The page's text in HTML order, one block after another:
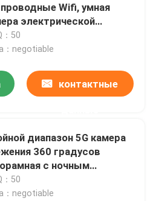
Wifi, умная
электрической
с сигналом тревоги
движения
：50
：negotiable
контактные
диапазон 5G камера
360 градусов
с ночным
：50
：negotiable